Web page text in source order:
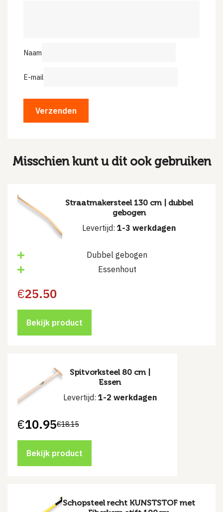
Naam
E-mail
Misschien kunt u dit ook gebruiken
Straatmakersteel 130 cm | dubbel
gebogen
Levertijd: 1-3 werkdagen
Dubbel gebogen
Essenhout
€25.50
Bekijk product
Spitvorksteel 80 cm |
Essen
Levertijd: 1-2 werkdagen
€18.15
Oorspronkelijke
was:
€18.15.
€10.95
Huidige
is:
€10.95.
Bekijk product
Schopsteel recht KUNSTSTOF met